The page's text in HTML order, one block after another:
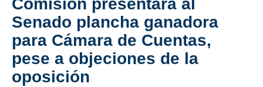
Comisión presentará al
Senado plancha ganadora
para Cámara de Cuentas,
pese a objeciones de la
oposición